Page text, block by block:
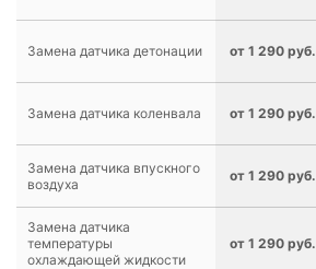
Замена датчика детонации от 1 290 руб.
Замена датчика коленвала от 1 290 руб.
Замена датчика впускного
воздуха
от 1 290 руб.
Замена датчика
температуры
охлаждающей жидкости
от 1 290 руб.